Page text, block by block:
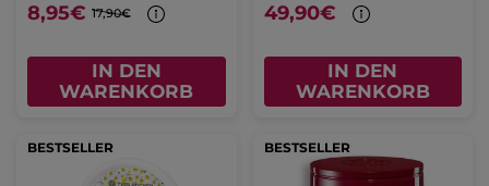
8,95€ 17,90€
IN DEN
WARENKORB
49,90€
IN DEN
WARENKORB
BESTSELLER BESTSELLER